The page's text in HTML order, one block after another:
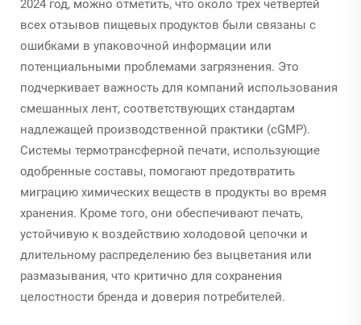
2024 год, можно отметить, что около трех четвертей
всех отзывов пищевых продуктов были связаны с
ошибками в упаковочной информации или
потенциальными проблемами загрязнения. Это
подчеркивает важность для компаний использования
смешанных лент, соответствующих стандартам
надлежащей производственной практики (cGMP).
Системы термотрансферной печати, использующие
одобренные составы, помогают предотвратить
миграцию химических веществ в продукты во время
хранения. Кроме того, они обеспечивают печать,
устойчивую к воздействию холодовой цепочки и
длительному распределению без выцветания или
размазывания, что критично для сохранения
целостности бренда и доверия потребителей.